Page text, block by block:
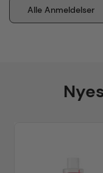
Alle Anmeldelser